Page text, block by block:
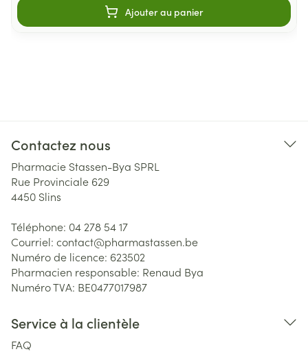
Ajouter au panier
Contactez nous
Pharmacie Stassen-Bya SPRL
Rue Provinciale 629
4450 Slins
Téléphone: 04 278 54 17
Courriel: contact@pharmastassen.be
Numéro de licence: 623502
Pharmacien responsable: Renaud Bya
Numéro TVA: BE0477017987
Service à la clientèle
FAQ